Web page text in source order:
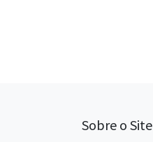
Sobre o Site